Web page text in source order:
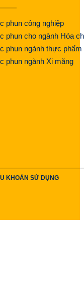
phun công nghiệp
phun cho ngành Hóa
phun ngành thực phẩm
phun ngành Xi măng
KHOẢN SỬ DỤNG